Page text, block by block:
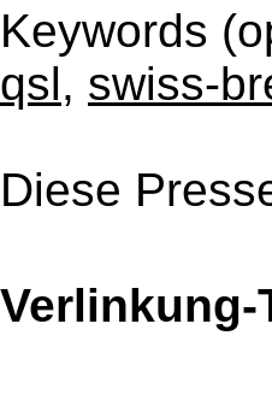
Keywords
qsl, swiss-
Diese
Verlinkung-